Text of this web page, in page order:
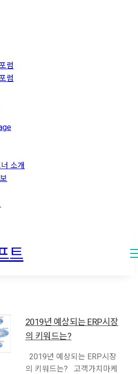
럼
럼
소개
2019년 예상되는 ERP시장
의 키워드는?
2019년 예상되는 ERP시장
의 키워드는? 고객가치마케